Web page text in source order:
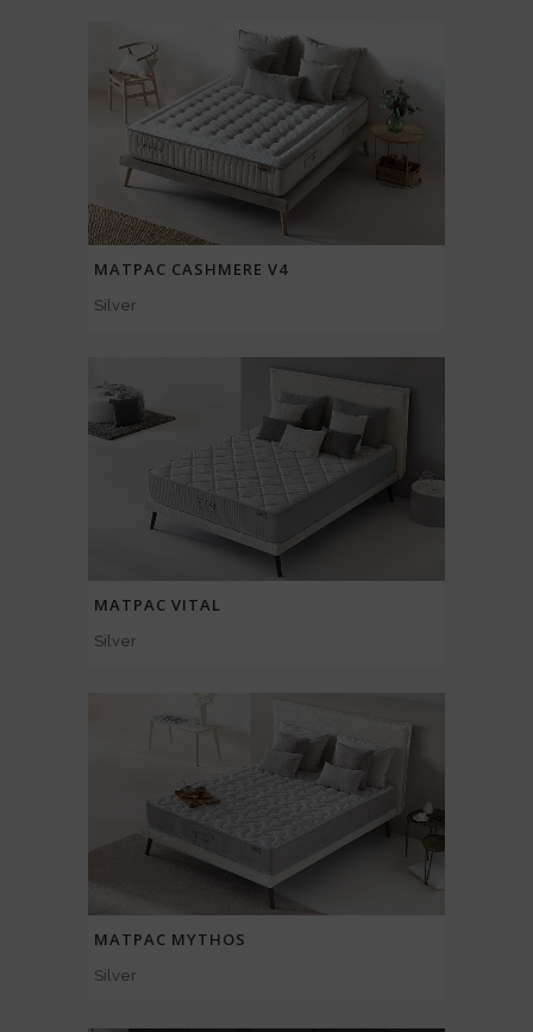
МАТРАС CASHMERE V4
Silver
МАТРАС VITAL
Silver
МАТРАС MYTHOS
Silver